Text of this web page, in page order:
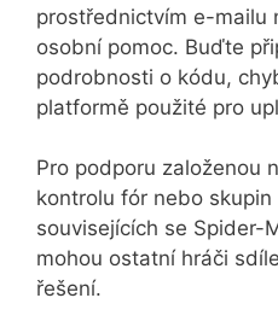
prostřednictvím e-mailu
osobní pomoc. Buďte
podrobnosti o kódu,
platformě použité pro
Pro podporu založenou
kontrolu fór nebo
souvisejících se Spider-
mohou ostatní hráči
řešení.